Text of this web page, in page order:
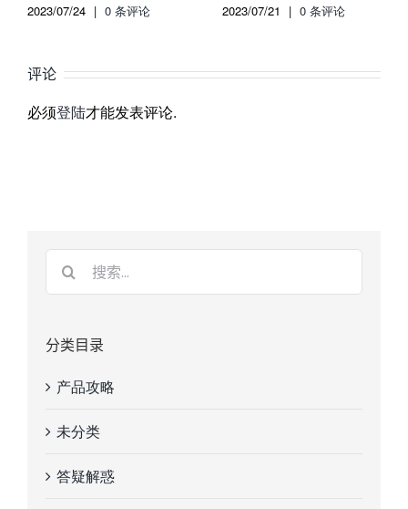
2023/07/24 | 0 条评论 2023/07/21 | 0 条评论
评论
必须登陆才能发表评论.
分类目录
产品攻略
未分类
答疑解惑